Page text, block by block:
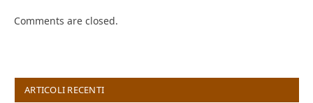
Comments are closed.
ARTICOLI RECENTI